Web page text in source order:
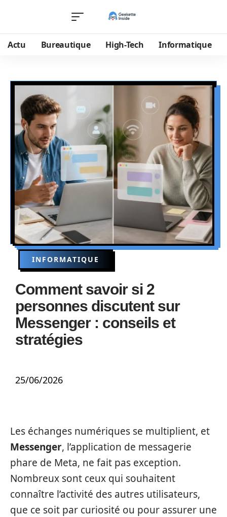
Actu Bureautique High-Tech Informatique
INFORMATIQUE
Comment savoir si 2
personnes discutent sur
Messenger : conseils et
stratégies
25/06/2026
Les échanges numériques se multiplient, et
Messenger, l’application de messagerie
phare de Meta, ne fait pas exception.
Nombreux sont ceux qui souhaitent
connaître l’activité des autres utilisateurs,
que ce soit par curiosité ou pour assurer une